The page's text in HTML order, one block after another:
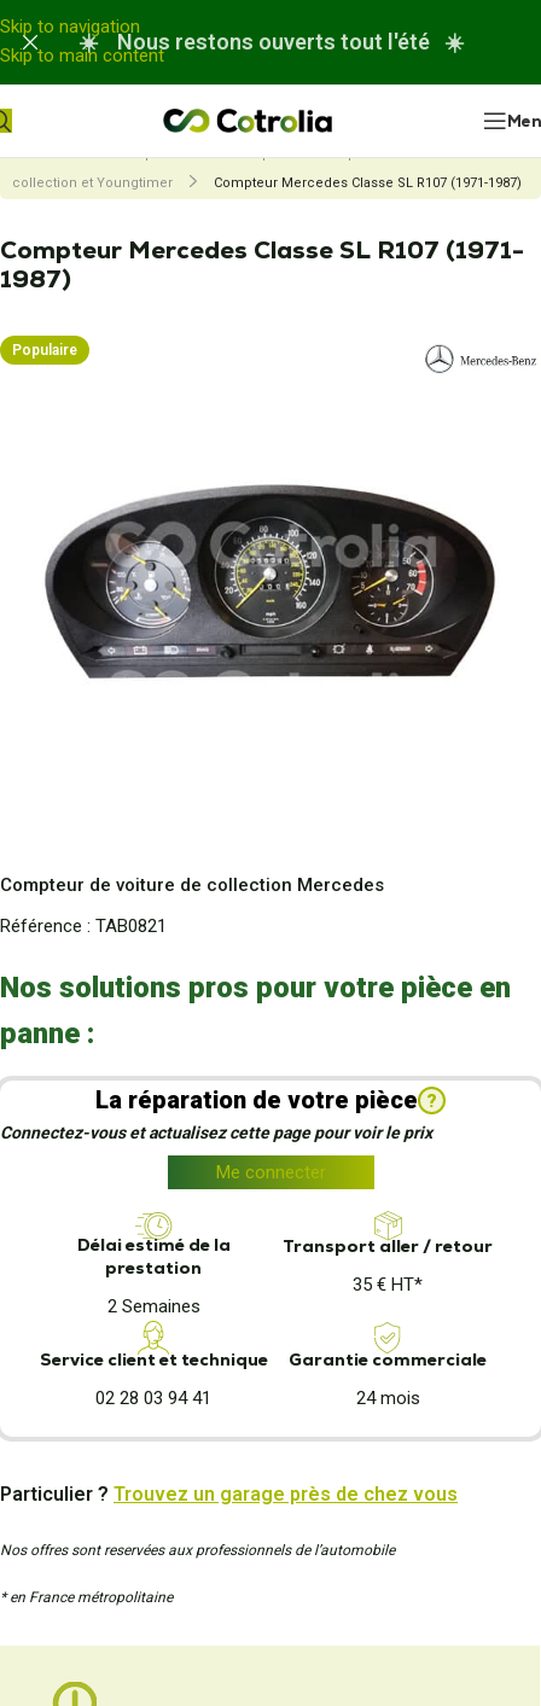
Panneau de gestion des cookies
Skip to navigation
Skip to main content
☀️ Nous restons ouverts tout l'été ☀️
Accueil Nos réparations
Réparation compteur de véhicule de
collection et Youngtimer
Compteur Mercedes Classe SL R107 (1971-1987)
Compteur Mercedes Classe SL R107 (1971-
1987)
Populaire
Compteur de voiture de collection Mercedes
Référence : TAB0821
Nos solutions pros pour votre pièce en
panne :
La réparation de votre pièce ?
Connectez-vous et actualisez cette page pour voir le prix
Me connecter
Délai estimé de la
prestation
2 Semaines
Transport aller / retour
35 € HT*
Service client et technique
02 28 03 94 41
Garantie commerciale
24 mois
Particulier ? Trouvez un garage près de chez vous
Nos offres sont reservées aux professionnels de l’automobile
* en France métropolitaine